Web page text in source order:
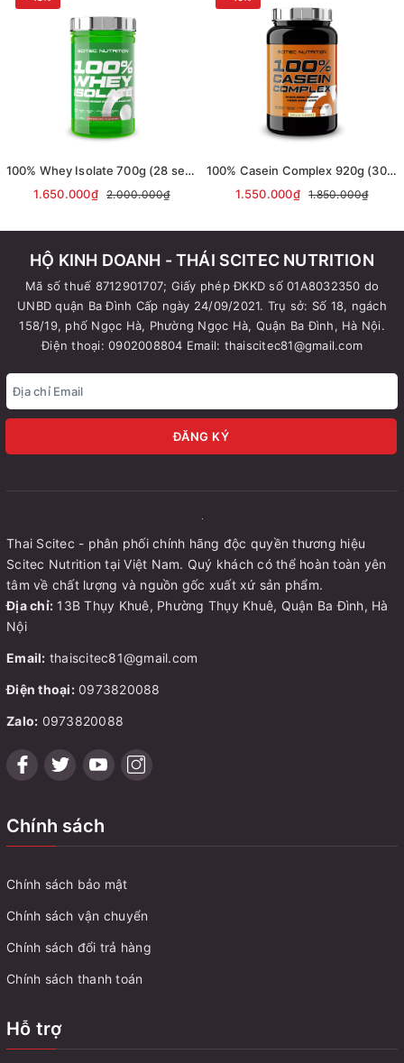
100% Whey Isolate 700g (28 servings) | Scitec Nutrition
1.650.000₫
2.000.000₫
100% Casein Complex 920g (30 servings) | Scitec Nutrition
1.550.000₫
1.850.000₫
HỘ KINH DOANH - THÁI SCITEC NUTRITION
Mã số thuế 8712901707; Giấy phép ĐKKD số 01A8032350 do
UNBD quận Ba Đình Cấp ngày 24/09/2021. Trụ sở: Số 18, ngách
158/19, phố Ngọc Hà, Phường Ngọc Hà, Quận Ba Đình, Hà Nội.
Điện thoại: 0902008804 Email: thaiscitec81@gmail.com
ĐĂNG KÝ
Thai Scitec - phân phối chính hãng độc quyền thương hiệu
Scitec Nutrition tại Việt Nam. Quý khách có thể hoàn toàn yên
tâm về chất lượng và nguồn gốc xuất xứ sản phẩm.
Nội
Email: thaiscitec81@gmail.com
Điện thoại: 0973820088
Zalo: 0973820088
Chính sách bảo mật
Chính sách vận chuyển
Chính sách đổi trả hàng